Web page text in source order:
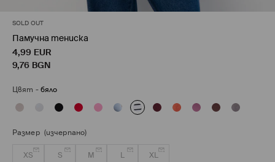
SOLD OUT
Памучна тениска
4,99 EUR
9,76 BGN
Цвят -бяло
Размер (изчерпано)
XS S M L XL